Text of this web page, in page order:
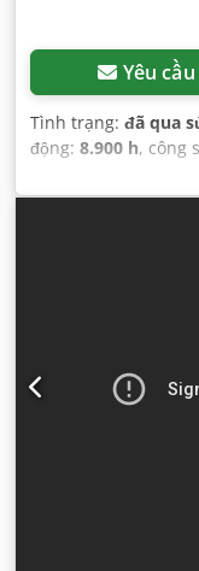
Yêu cầu
Tình trạng: đã qua
động: 8.900 h, công
ABS, cabin, dẫn